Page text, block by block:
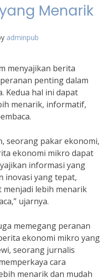
Menarik
adminpub
menyajikan berita
penting dalam
Kedua hal ini dapat
menarik, informatif,
seorang pakar ekonomi,
ekonomi mikro dapat
informasi yang
inovasi yang tepat,
lebih menarik
ujarnya.
memegang peranan
ekonomi mikro yang
seorang jurnalis
cara
menarik dan mudah